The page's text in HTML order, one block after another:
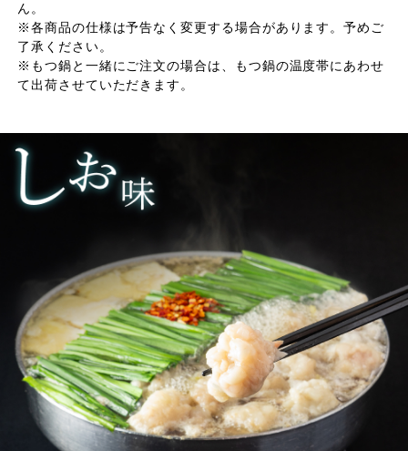
ん。
※各商品の仕様は予告なく変更する場合があります。予めご
了承ください。
※もつ鍋と一緒にご注文の場合は、もつ鍋の温度帯にあわせ
て出荷させていただきます。